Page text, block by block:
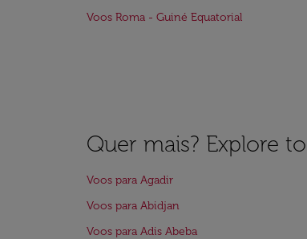
Voos Roma - Guiné Equatorial
Quer mais? Explore
Voos para Agadir
Voos para Abidjan
Voos para Adis Abeba